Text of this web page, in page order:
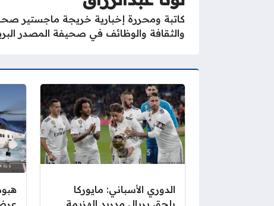
والثقافة والوظائف في صحيفة المصدر
الدوري الأسباني: مايوركا